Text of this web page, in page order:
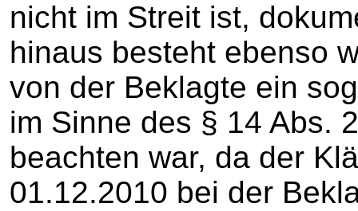
nicht im Streit ist,
hinaus besteht ebenso
von der Beklagte ein
im Sinne des § 14 Abs.
beachten war, da der
01.12.2010 bei der